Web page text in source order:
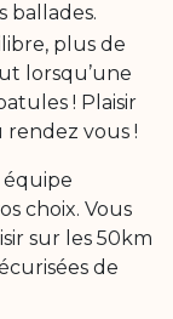
ballades.
plus de
lorsqu’une
! Plaisir
rendez vous !
choix. Vous
sur les 50km
de